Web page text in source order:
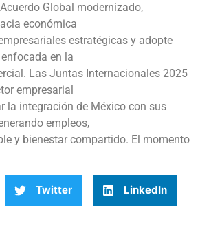
Global modernizado,
económica
estratégicas y adopte
en la
Las Juntas Internacionales 2025
empresarial
la integración de México con sus
empleos,
y bienestar compartido. El momento
Twitter LinkedIn